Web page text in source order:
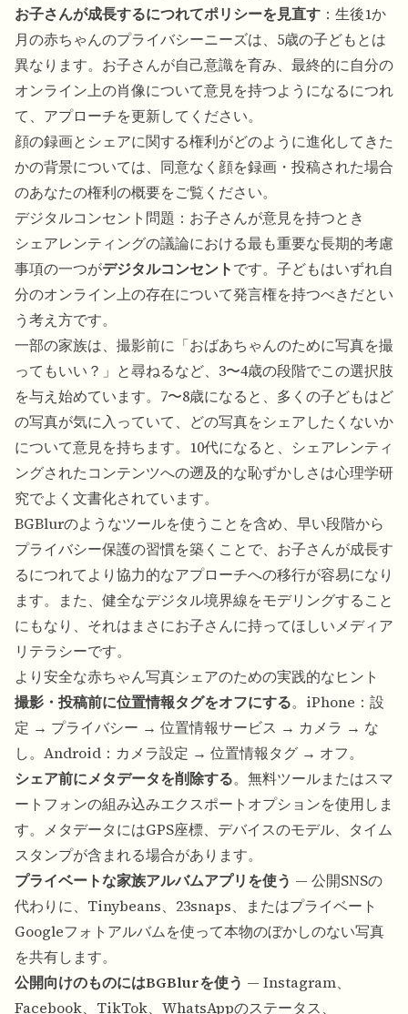
お子さんが成長するにつれてポリシーを見直す ：生後1か
月の赤ちゃんのプライバシーニーズは、5歳の子どもとは
異なります。お子さんが自己意識を育み、最終的に自分の
オンライン上の肖像について意見を持つようになるにつれ
て、アプローチを更新してください。
顔の録画とシェアに関する権利がどのように進化してきた
かの背景については、 同意なく顔を録画・投稿された場合
のあなたの権利の概要をご覧ください。
デジタルコンセント問題：お子さんが意見を持つとき
シェアレンティングの議論における最も重要な長期的考慮
事項の一つがデジタルコンセントです。子どもはいずれ自
分のオンライン上の存在について発言権を持つべきだとい
う考え方です。
一部の家族は、撮影前に「おばあちゃんのために写真を撮
ってもいい？」と尋ねるなど、3〜4歳の段階でこの選択肢
を与え始めています。7〜8歳になると、多くの子どもはど
の写真が気に入っていて、どの写真をシェアしたくないか
について意見を持ちます。10代になると、シェアレンティ
ングされたコンテンツへの遡及的な恥ずかしさは心理学研
究でよく文書化されています。
BGBlurのようなツールを使うことを含め、早い段階から
プライバシー保護の習慣を築くことで、お子さんが成長す
るにつれてより協力的なアプローチへの移行が容易になり
ます。また、健全なデジタル境界線をモデリングすること
にもなり、それはまさにお子さんに持ってほしいメディア
リテラシーです。
より安全な赤ちゃん写真シェアのための実践的なヒント
撮影・投稿前に位置情報タグをオフにする。iPhone：設
定 → プライバシー → 位置情報サービス → カメラ → な
し。Android：カメラ設定 → 位置情報タグ → オフ。
シェア前にメタデータを削除する。無料ツールまたはスマ
ートフォンの組み込みエクスポートオプションを使用しま
す。メタデータにはGPS座標、デバイスのモデル、タイム
スタンプが含まれる場合があります。
プライベートな家族アルバムアプリを使う — 公開SNSの
代わりに、Tinybeans、23snaps、またはプライベート
Googleフォトアルバムを使って本物のぼかしのない写真
を共有します。
公開向けのものにはBGBlurを使う — Instagram、
Facebook、TikTok、WhatsAppのステータス、